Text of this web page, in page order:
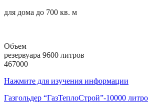
для дома до 700 кв. м
Объем
резервуара 9600 литров
467000
Нажмите для изучения информации
Газгольдер “ГазТеплоСтрой”-10000